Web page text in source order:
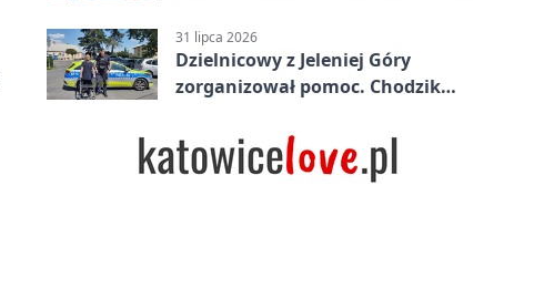
31 lipca 2026
Dzielnicowy z Jeleniej Góry
zorganizował pomoc. Chodzik